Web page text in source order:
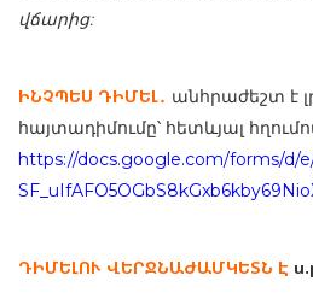
վճարից:
ԻՆՉՊԵՍ ԴԻՄԵԼ․ անհրաժեշտ է
հայտադիմումը՝ հետևյալ
https://docs.google.com/forms/d/
ԴԻՄԵԼՈՒ ՎԵՐՋՆԱԺԱՄԿԵՏՆ Է